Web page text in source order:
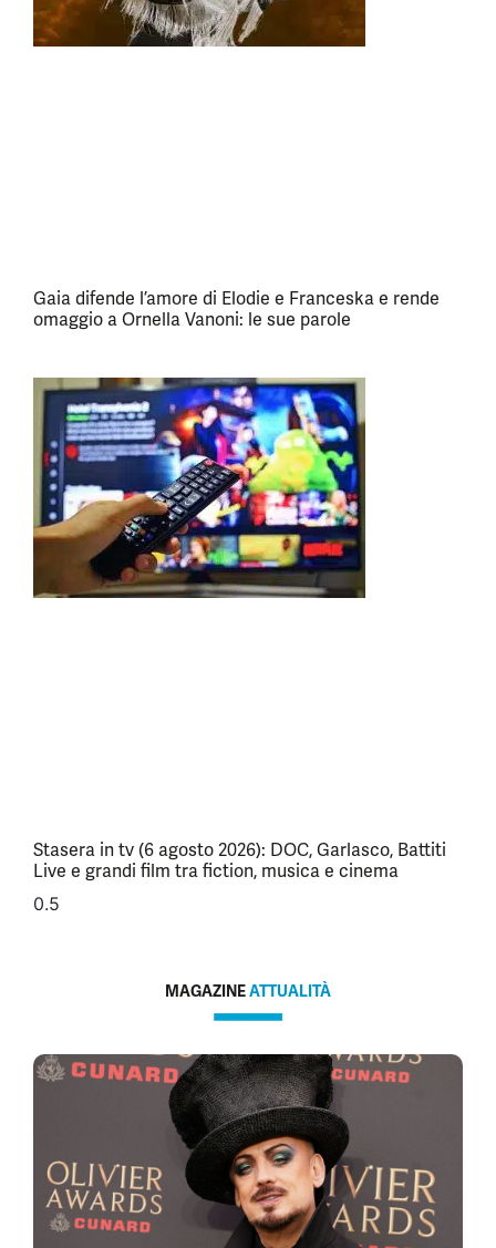
Gaia difende l’amore di Elodie e Franceska e rende
omaggio a Ornella Vanoni: le sue parole
Stasera in tv (6 agosto 2026): DOC, Garlasco, Battiti
Live e grandi film tra fiction, musica e cinema
MAGAZINEATTUALITÀ